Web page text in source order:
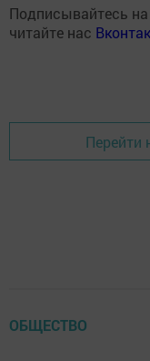
Подписывайтесь
читайте нас
Перейти
ОБЩЕСТВО